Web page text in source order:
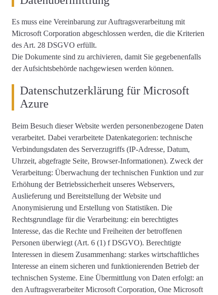
Es muss eine Vereinbarung zur Auftragsverarbeitung mit
Microsoft Corporation abgeschlossen werden, die die Kriterien
des Art. 28 DSGVO erfüllt.
Die Dokumente sind zu archivieren, damit Sie gegebenenfalls
der Aufsichtsbehörde nachgewiesen werden können.
Datenschutzerklärung für Microsoft
Azure
Beim Besuch dieser Website werden personenbezogene Daten
verarbeitet. Dabei verarbeitete Datenkategorien: technische
Verbindungsdaten des Serverzugriffs (IP-Adresse, Datum,
Uhrzeit, abgefragte Seite, Browser-Informationen). Zweck der
Verarbeitung: Überwachung der technischen Funktion und zur
Erhöhung der Betriebssicherheit unseres Webservers,
Auslieferung und Bereitstellung der Website und
Anonymisierung und Erstellung von Statistiken. Die
Rechtsgrundlage für die Verarbeitung: ein berechtigtes
Interesse, das die Rechte und Freiheiten der betroffenen
Personen überwiegt (Art. 6 (1) f DSGVO). Berechtigte
Interessen in diesem Zusammenhang: starkes wirtschaftliches
Interesse an einem sicheren und funktionierenden Betrieb der
technischen Systeme. Eine Übermittlung von Daten erfolgt: an
den Auftragsverarbeiter Microsoft Corporation, One Microsoft